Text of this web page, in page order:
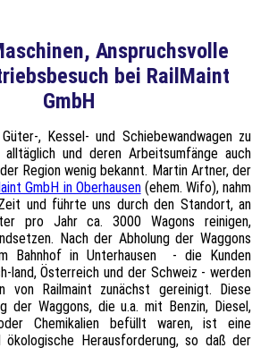
Anspruchsvolle
bei RailMaint
GmbH
, Kessel- und Schiebewandwagen zu
und deren Arbeitsumfänge auch
Region wenig bekannt. Martin Artner, der
GmbH in Oberhausen(ehem. Wifo), nahm
und führte uns durch den Standort, an
pro Jahr ca. 3000 Wagons reinigen,
Nach der Abholung der Waggons
Bahnhof in Unterhausen - die Kunden
land, Österreich und der Schweiz - werden
von Railmaint zunächst gereinigt. Diese
der Waggons, die u.a. mit Benzin, Diesel,
Chemikalien befüllt waren, ist eine
ökologische Herausforderung, so daß der